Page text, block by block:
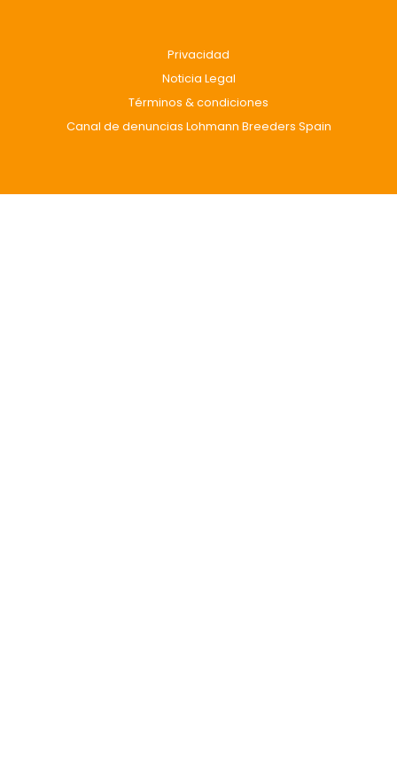
Privacidad
Noticia Legal
Términos & condiciones
Canal de denuncias Lohmann Breeders Spain